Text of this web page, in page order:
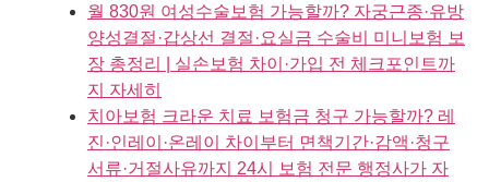
월 830원 여성수술보험 가능할까? 자궁근종·유방
양성결절·갑상선 결절·요실금 수술비 미니보험 보
장 총정리 | 실손보험 차이·가입 전 체크포인트까
지 자세히
치아보험 크라운 치료 보험금 청구 가능할까? 레
진·인레이·온레이 차이부터 면책기간·감액·청구
서류·거절사유까지 24시 보험 전문 행정사가 자